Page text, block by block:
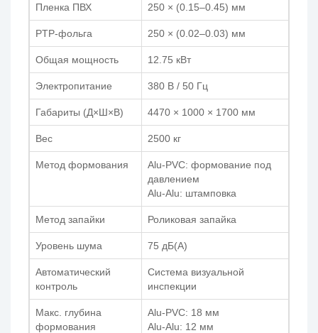
Пленка ПВХ 250 × (0.15–0.45) мм
PTP-фольга 250 × (0.02–0.03) мм
Общая мощность 12.75 кВт
Электропитание 380 В / 50 Гц
Габариты (Д×Ш×В) 4470 × 1000 × 1700 мм
Вес 2500 кг
Метод формования
Alu-PVC: формование под
давлением
Alu-Alu: штамповка
Метод запайки Роликовая запайка
Уровень шума 75 дБ(А)
Автоматический
контроль
Система визуальной
инспекции
Макс. глубина
формования
Alu-PVC: 18 мм
Alu-Alu: 12 мм